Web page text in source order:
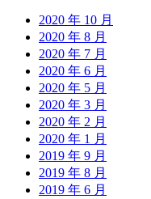
2020 年 10 月
2020 年 8 月
2020 年 7 月
2020 年 6 月
2020 年 5 月
2020 年 3 月
2020 年 2 月
2020 年 1 月
2019 年 9 月
2019 年 8 月
2019 年 6 月